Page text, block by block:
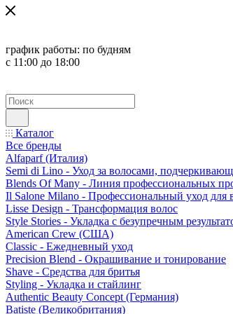
график работы: по будням
с 11:00 до 18:00
Каталог
Все бренды
Alfaparf (Италия)
Semi di Lino - Уход за волосами,
Blends Of Many - Линия профессиональных
Il Salone Milano - Профессиональный уход для
Lisse Design - Трансформация волос
Style Stories - Укладка с безупречным
American Crew (США)
Classic - Ежедневный уход
Precision Blend - Окрашивание и тонирование
Shave - Средства для бритья
Styling - Укладка и стайлинг
Authentic Beauty Concept (Германия)
Batiste (Великобритания)